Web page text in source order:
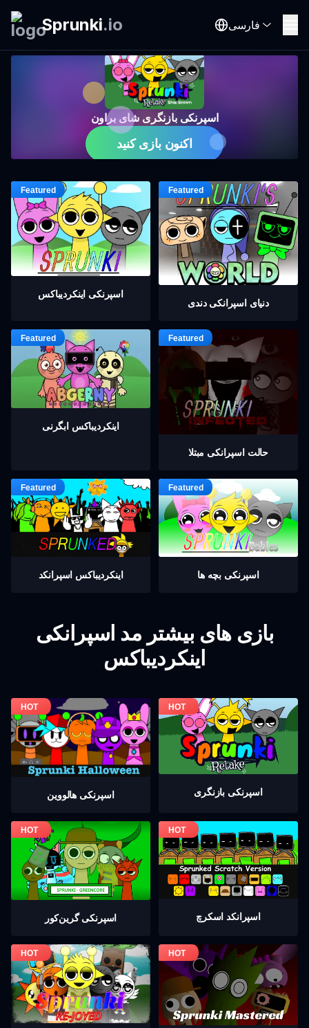
Sprunki.io فارسی
اسپرنکی بازنگری شای براون
اکنون بازی کنید
اسپرنکی اینکردیباکس
دنیای اسپرانکی دندی
اینکردیباكس ابگرنی
حالت اسپرانکی مبتلا
اینکردیباكس اسپرانکد اسپرنکی بچه ها
بازی های بیشتر مد اسپرانکی
اینکردیباکس
اسپرنکی هالووین اسپرنکی بازنگری
اسپرنکی گرين‌كور اسپرانکد اسکرچ